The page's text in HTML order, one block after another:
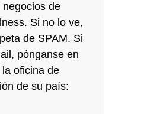
de
Si no lo ve,
de SPAM. Si
pónganse en
oficina de
de su país: